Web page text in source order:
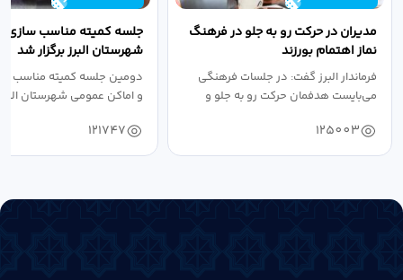
مدیران در حرکت رو به جلو در فرهنگ
نماز اهتمام بورزند
فرماندار البرز گفت: در جلسات فرهنگی
می‌بایست هدفمان حرکت رو به جلو و
125003
جلسه کمیته مناسب سازی
شهرستان البرز برگزار شد
دومین جلسه کمیته مناسب
و اماکن عمومی شهرستان
121747